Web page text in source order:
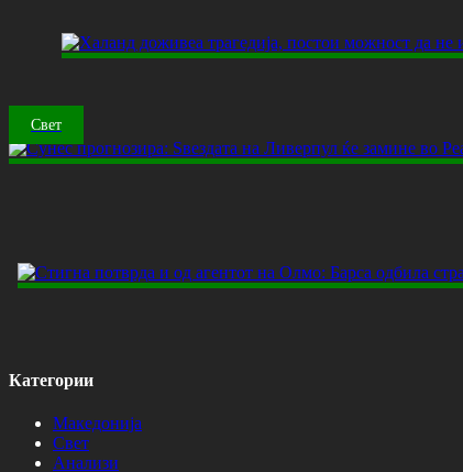
Свет
Категории
Македонија
Свет
Анализи